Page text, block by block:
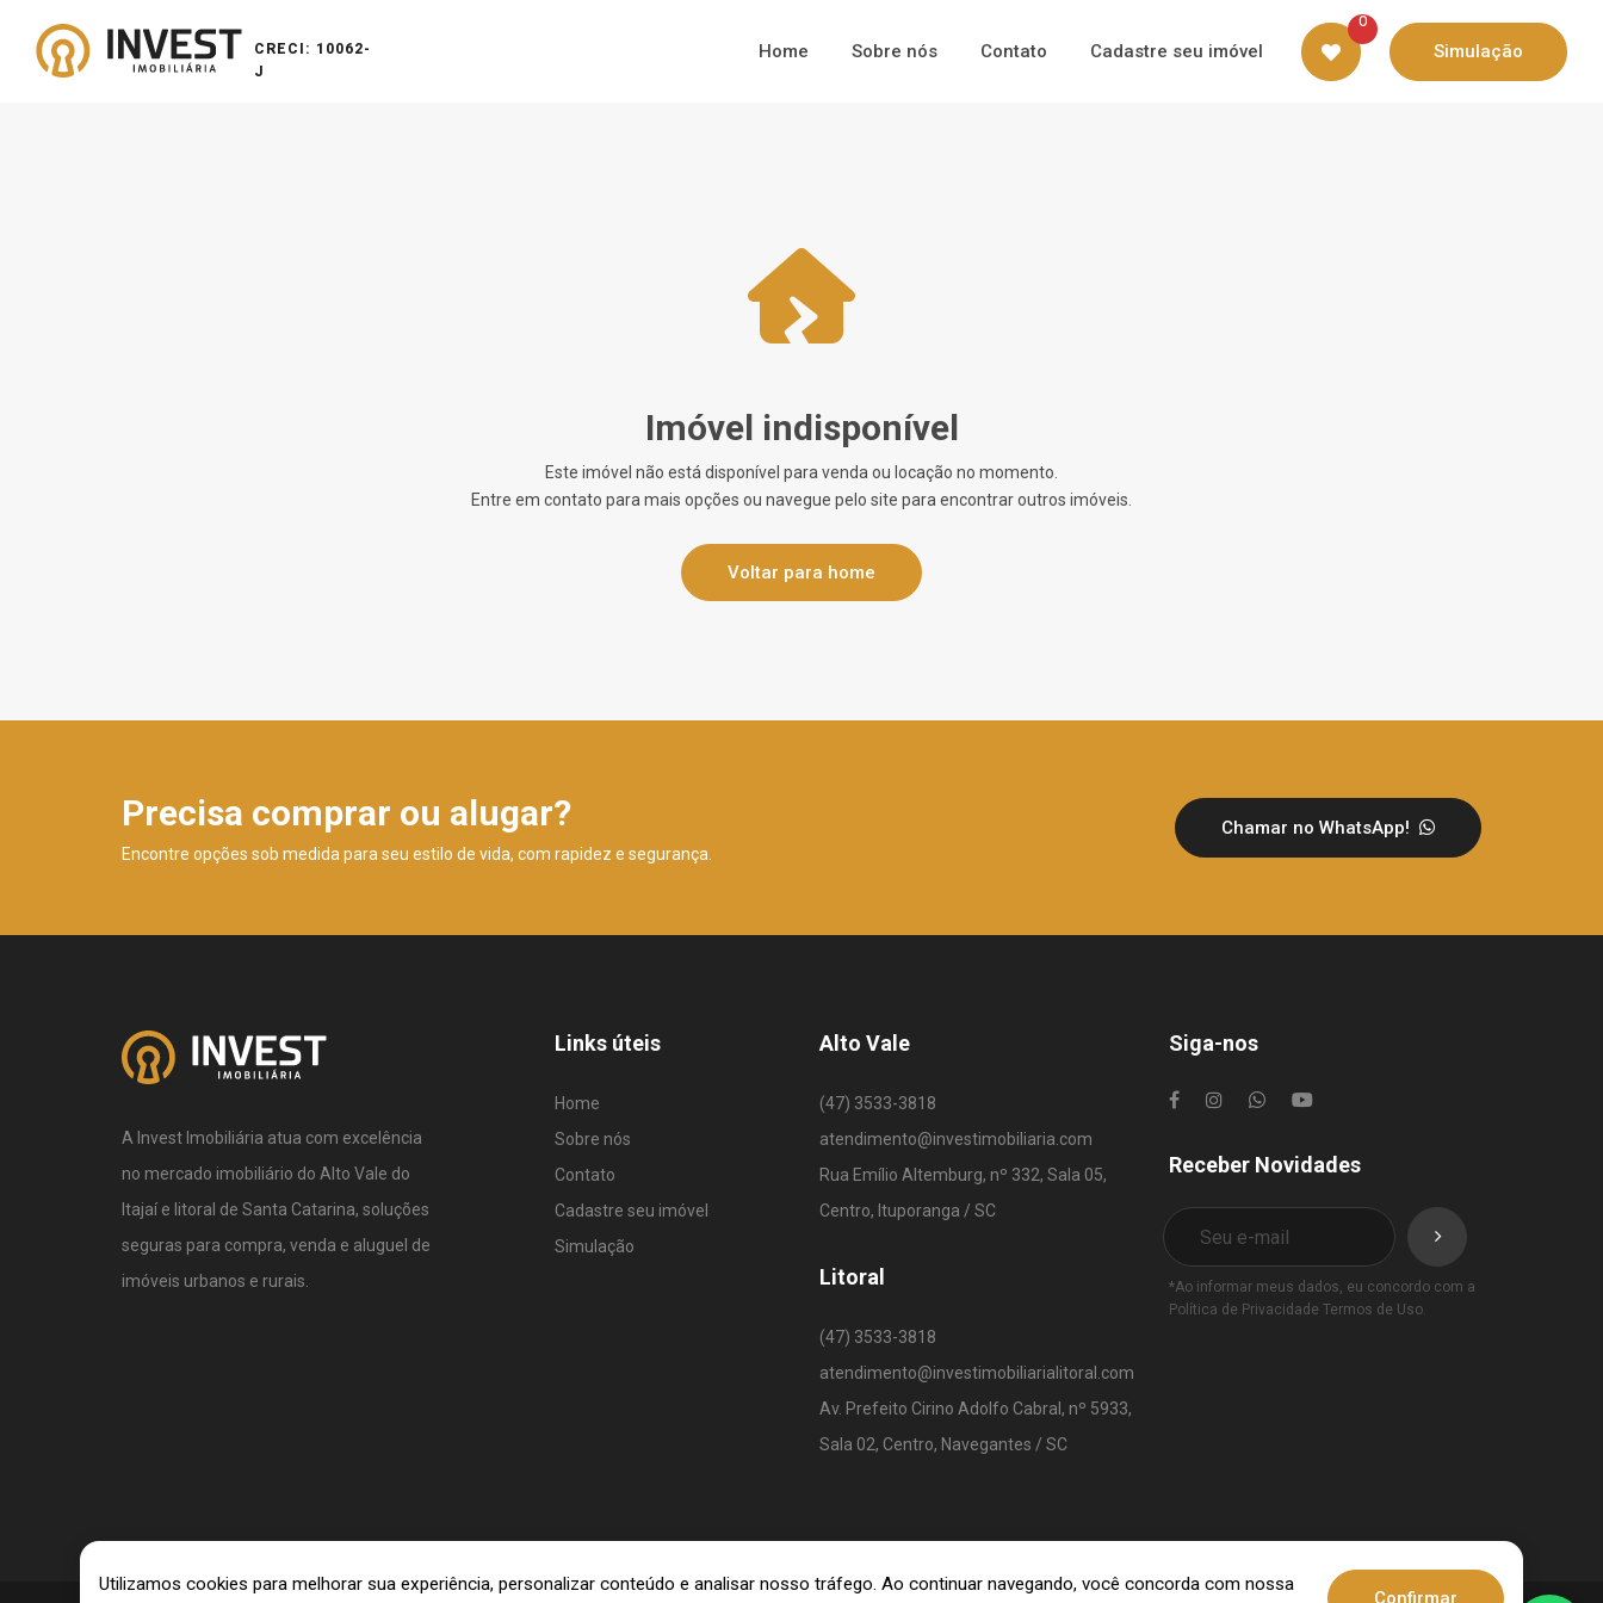
CRECI: 10062-
J
Home Sobre nós Contato Cadastre seu imóvel
0
Simulação
Imóvel indisponível
Este imóvel não está disponível para venda ou locação no momento.
Entre em contato para mais opções ou navegue pelo site para encontrar outros imóveis.
Voltar para home
Precisa comprar ou alugar?
Encontre opções sob medida para seu estilo de vida, com rapidez e segurança.
Chamar no WhatsApp!
A Invest Imobiliária atua com excelência
no mercado imobiliário do Alto Vale do
Itajaí e litoral de Santa Catarina, soluções
seguras para compra, venda e aluguel de
imóveis urbanos e rurais.
Links úteis
Home
Sobre nós
Contato
Cadastre seu imóvel
Simulação
Alto Vale
(47) 3533-3818
atendimento@investimobiliaria.com
Rua Emílio Altemburg, nº 332, Sala 05,
Centro, Ituporanga / SC
Litoral
(47) 3533-3818
atendimento@investimobiliarialitoral.com
Av. Prefeito Cirino Adolfo Cabral, nº 5933,
Sala 02, Centro, Navegantes / SC
Siga-nos
Receber Novidades
*Ao informar meus dados, eu concordo com a
Política de Privacidade Termos de Uso.
Utilizamos cookies para melhorar sua experiência, personalizar conteúdo e analisar nosso tráfego. Ao continuar navegando, você concorda com nossa
Confirmar